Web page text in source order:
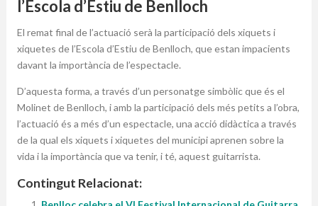
l’Escola d’Estiu de Benlloch
El remat final de l’actuació serà la participació dels xiquets i
xiquetes de l’Escola d’Estiu de Benlloch, que estan impacients
davant la importància de l’espectacle.
D’aquesta forma, a través d’un personatge simbòlic que és el
Molinet de Benlloch, i amb la participació dels més petits a l’obra,
l’actuació és a més d’un espectacle, una acció didàctica a través
de la qual els xiquets i xiquetes del municipi aprenen sobre la
vida i la importància que va tenir, i té, aquest guitarrista.
Contingut Relacionat: